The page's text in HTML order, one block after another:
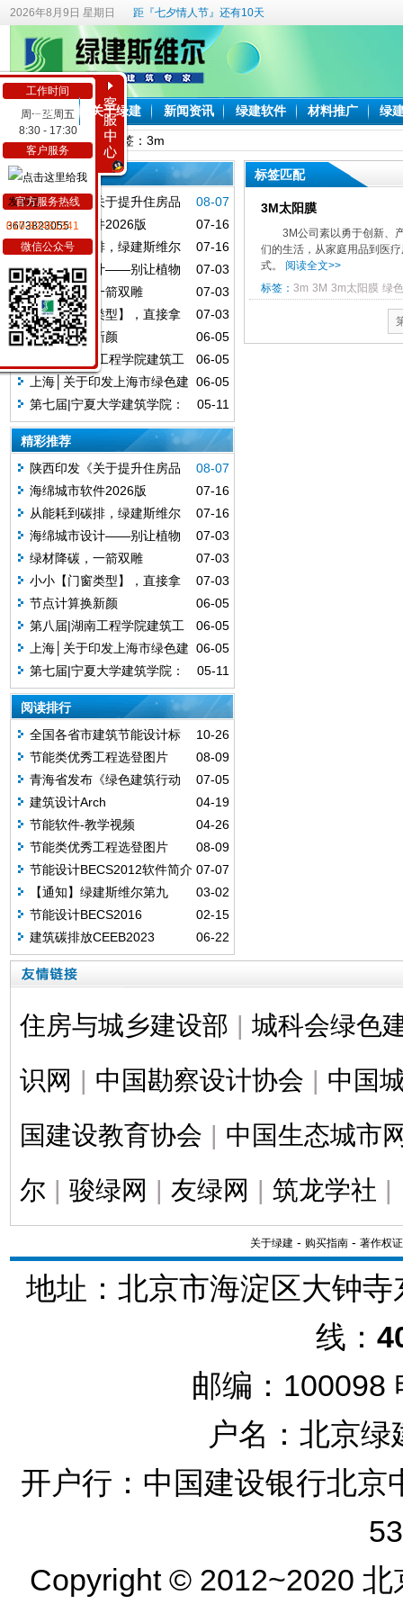
2026年8月9日 星期日 距『七夕情人节』还有10天
首页 关于绿建 新闻资讯 绿建软件 材料推广 绿
当前位置：首页 > 标签：3m
标签匹配
3M太阳膜
3M公司素以勇于创新、
们的生活，从家庭用品到医
式。 阅读全文>>
标签： 3m 3M 3m太阳膜 绿
最近更新
08-07
陕西印发《关于提升住房品
质的实施方案》新建住宅全执行绿
标，2030保障房率先成"好房子"
07-16
海绵城市软件2026版
07-16
从能耗到碳排，绿建斯维尔
能碳系列软件2026版深度焕新07-03
海绵城市设计——别让植物
配置，拖垮你的出图效率
07-03
绿材降碳，一箭双雕
07-03
小小【门窗类型】，直接拿
下~
06-05
节点计算换新颜
06-05
第八届|湖南工程学院建筑工
程学院：绿建焕能—基于多能协调
的教学建筑低碳重塑
06-05
上海│关于印发上海市绿色建
筑全过程管理相关格式文本的通知
05-11
第七届|宁夏大学建筑学院：
陶复陶穴，青山窑塑——传统智慧
与绿色生态融合的游客接待中心设
计（A赛道获奖作品）
精彩推荐
08-07
陕西印发《关于提升住房品
质的实施方案》新建住宅全执行绿
标，2030保障房率先成"好房子"
07-16
海绵城市软件2026版
07-16
从能耗到碳排，绿建斯维尔
能碳系列软件2026版深度焕新07-03
海绵城市设计——别让植物
配置，拖垮你的出图效率
07-03
绿材降碳，一箭双雕
07-03
小小【门窗类型】，直接拿
下~
06-05
节点计算换新颜
06-05
第八届|湖南工程学院建筑工
程学院：绿建焕能—基于多能协调
的教学建筑低碳重塑
06-05
上海│关于印发上海市绿色建
筑全过程管理相关格式文本的通知
05-11
第七届|宁夏大学建筑学院：
陶复陶穴，青山窑塑——传统智慧
与绿色生态融合的游客接待中心设
计（A赛道获奖作品）
阅读排行
10-26
全国各省市建筑节能设计标
准执行情况统计（动态更新）
08-09
节能类优秀工程选登图片
（一）
07-05
青海省发布《绿色建筑行动
实施方案》
04-19
建筑设计Arch
04-26
节能软件-教学视频
08-09
节能类优秀工程选登图片
（二）
07-07
节能设计BECS2012软件简介
03-02
【通知】绿建斯维尔第九
届"绿建设计·创意无限"BIM大赛作品
征集开始啦！
02-15
节能设计BECS2016
06-22
建筑碳排放CEEB2023
住房与城乡建设部 | 城科会绿色
识网 | 中国勘察设计协会 | 中国
国建设教育协会 | 中国生态城市
尔 | 骏绿网 | 友绿网 | 筑龙学社 |
关于绿建- 购买指南- 著作权
地址：北京市海淀区大钟
线：
邮编：100098
户名：北京
开户行：中国建设银行北
Copyright © 2012~2020
工作时间
周一至周五
8:30 - 17:30
客户服务
3673823055
官方服务热线
010-82481341
微信公众号